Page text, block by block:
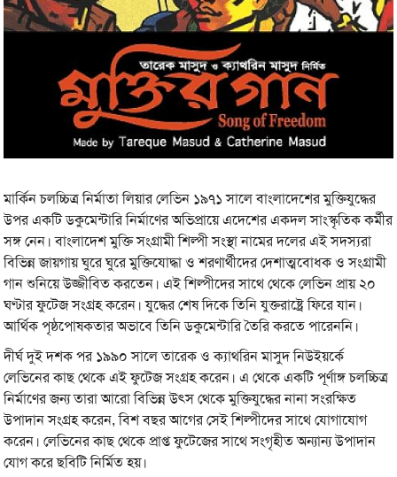
মার্কিন চলচ্চিত্র নির্মাতা লিয়ার লেভিন ১৯৭১ সালে বাংলাদেশের মুক্তিযুদ্ধের
উপর একটি ডকুমেন্টারি নির্মাণের অভিপ্রায়ে এদেশের একদল সাংস্কৃতিক কর্মীর
সঙ্গ নেন। বাংলাদেশ মুক্তি সংগ্রামী শিল্পী সংস্থা নামের দলের এই সদস্যরা
বিভিন্ন জায়গায় ঘুরে ঘুরে মুক্তিযোদ্ধা ও শরণার্থীদের দেশাত্মবোধক ও সংগ্রামী
গান শুনিয়ে উজ্জীবিত করতেন। এই শিল্পীদের সাথে থেকে লেভিন প্রায় ২০
ঘণ্টার ফুটেজ সংগ্রহ করেন। যুদ্ধের শেষ দিকে তিনি যুক্তরাষ্ট্রে ফিরে যান।
আর্থিক পৃষ্ঠপোষকতার অভাবে তিনি ডকুমেন্টারি তৈরি করতে পারেননি।
দীর্ঘ দুই দশক পর ১৯৯০ সালে তারেক ও ক্যাথরিন মাসুদ নিউইয়র্কে
লেভিনের কাছ থেকে এই ফুটেজ সংগ্রহ করেন। এ থেকে একটি পূর্ণাঙ্গ চলচ্চিত্র
নির্মাণের জন্য তারা আরো বিভিন্ন উৎস থেকে মুক্তিযুদ্ধের নানা সংরক্ষিত
উপাদান সংগ্রহ করেন, বিশ বছর আগের সেই শিল্পীদের সাথে যোগাযোগ
করেন। লেভিনের কাছ থেকে প্রাপ্ত ফুটেজের সাথে সংগৃহীত অন্যান্য উপাদান
যোগ করে ছবিটি নির্মিত হয়।